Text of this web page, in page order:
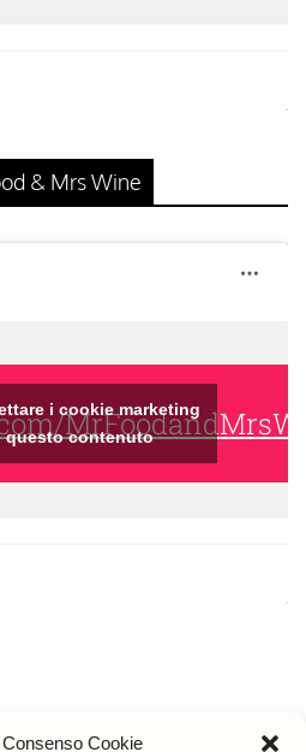
Cookie
& Mrs Wine
i cookie marketing
questo contenuto